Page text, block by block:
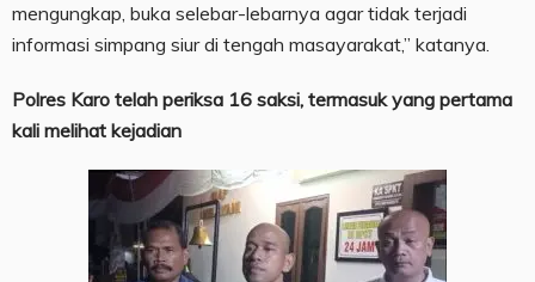
mengungkap, buka selebar-lebarnya agar tidak terjadi
informasi simpang siur di tengah masayarakat,” katanya.
Polres Karo telah periksa 16 saksi, termasuk yang pertama
kali melihat kejadian